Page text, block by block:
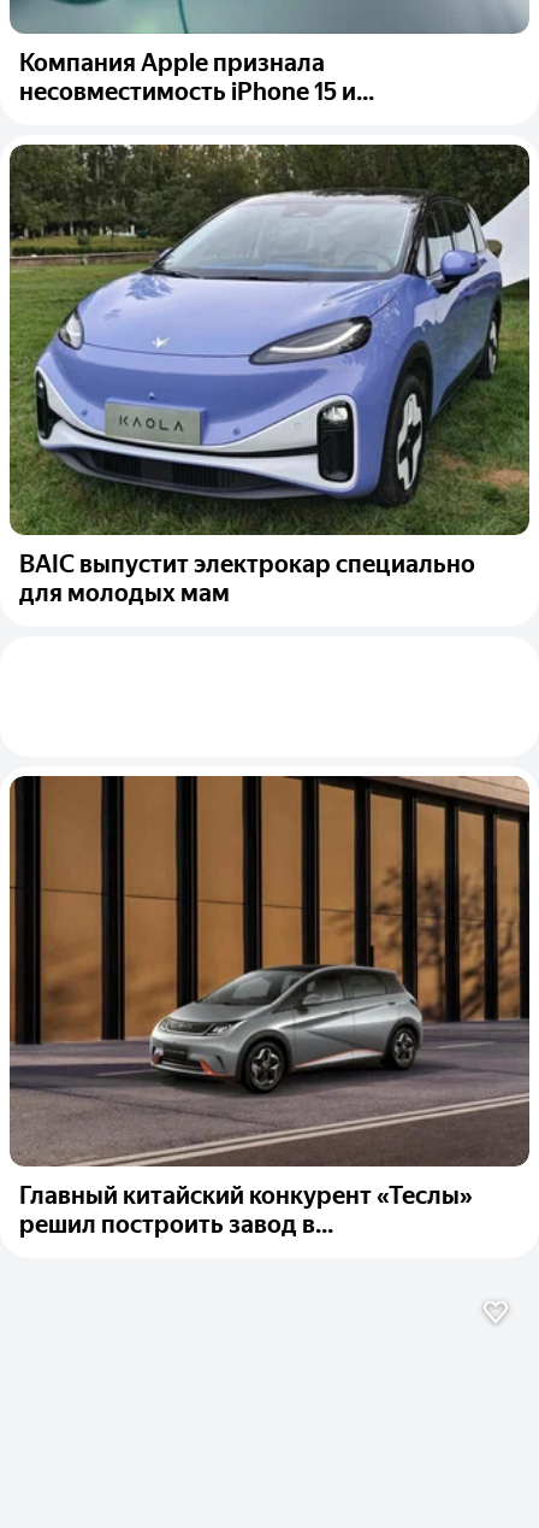
Компания Apple признала
несовместимость iPhone 15 и...
BAIC выпустит электрокар специально
для молодых мам
Главный китайский конкурент «Теслы»
решил построить завод в...